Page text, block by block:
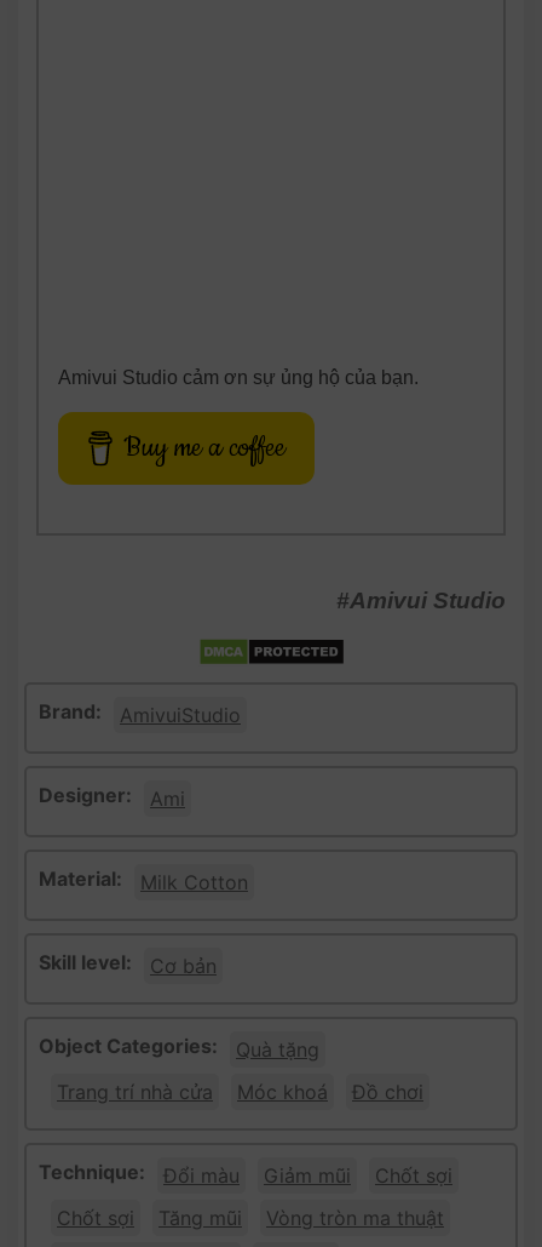
Amivui Studio cảm ơn sự ủng hộ của bạn.
Buy me a coffee
#Amivui Studio
Brand: AmivuiStudio
Designer: Ami
Material: Milk Cotton
Skill level: Cơ bản
Object Categories:
Quà tặng
Trang trí nhà cửa
Móc khoá Đồ chơi
Technique: Đổi màu Giảm mũi
Chốt sợi
Chốt sợi
Tăng mũi
Vòng tròn ma thuật